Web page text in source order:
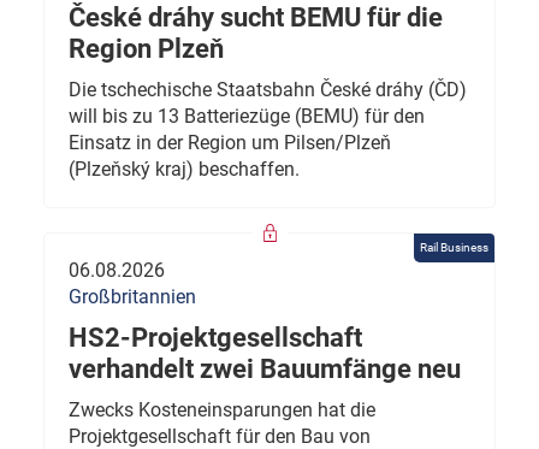
České dráhy sucht BEMU für die
Region Plzeň
Die tschechische Staatsbahn České dráhy (ČD)
will bis zu 13 Batteriezüge (BEMU) für den
Einsatz in der Region um Pilsen/Plzeň
(Plzeňský kraj) beschaffen.
Rail Business
06.08.2026
Großbritannien
HS2-Projektgesellschaft
verhandelt zwei Bauumfänge neu
Zwecks Kosteneinsparungen hat die
Projektgesellschaft für den Bau von